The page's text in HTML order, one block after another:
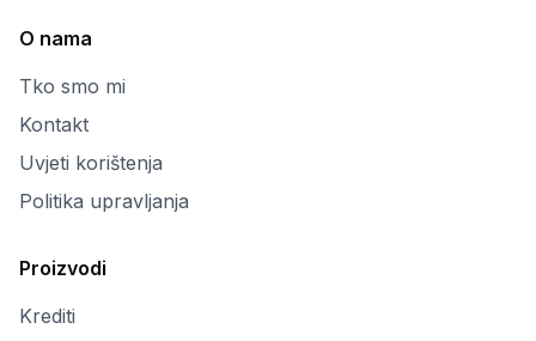
O nama
Tko smo mi
Kontakt
Uvjeti korištenja
Politika upravljanja
Proizvodi
Krediti